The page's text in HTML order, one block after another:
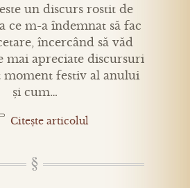
un discurs rostit de
ce m-a îndemnat să fac
încercând să văd
mai apreciate discursuri
moment festiv al anului
și cum…
Citește articolul